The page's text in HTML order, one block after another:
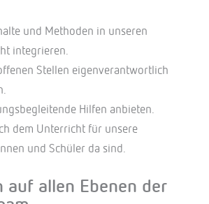
und Methoden in unseren
integrieren.
Stellen eigenverantwortlich
Hilfen anbieten.
dem Unterricht für unsere
und Schüler da sind.
auf allen Ebenen der